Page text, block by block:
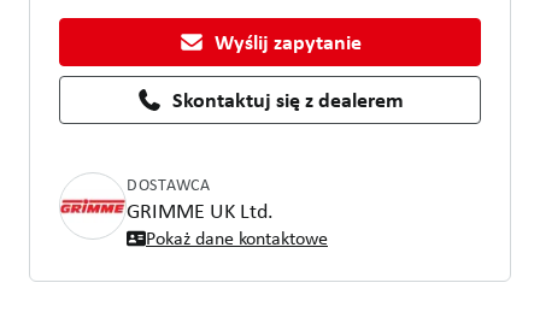
Wyślij zapytanie
Skontaktuj się z dealerem
DOSTAWCA
GRIMME UK Ltd.
Pokaż dane kontaktowe